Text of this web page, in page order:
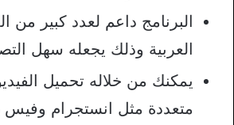
البرنامج داعم لعدد كبير من
العربية وذلك يجعله سهل
يمكنك من خلاله تحميل
متعددة مثل انستجرام وفيس